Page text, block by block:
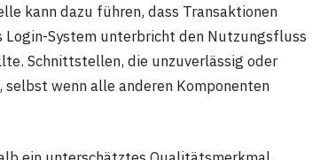
kann dazu führen, dass Transaktionen
Login-System unterbricht den Nutzungsfluss
Schnittstellen, die unzuverlässig oder
selbst wenn alle anderen Komponenten